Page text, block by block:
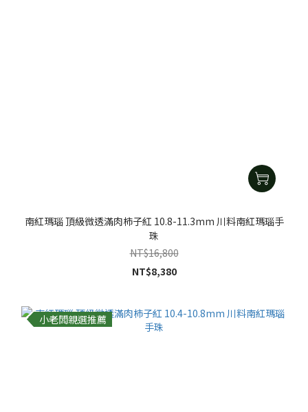
南紅瑪瑙 頂級微透滿肉柿子紅 10.8-11.3mm 川料南紅瑪瑙手
珠
NT$16,800
NT$8,380
小老闆親選推薦